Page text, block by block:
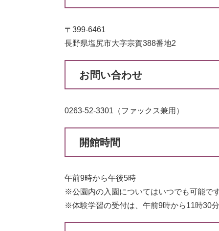
〒399-6461
長野県塩尻市大字宗賀388番地2
お問い合わせ
0263-52-3301（ファックス兼用）
開館時間
午前9時から午後5時
※公園内の入園についてはいつでも可能で
※体験学習の受付は、午前9時から11時30